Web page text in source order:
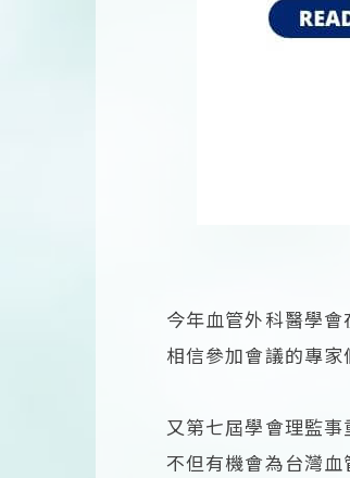
今年血管外科醫學
相信參加會議的專
又第七屆學會理監
不但有機會為台灣